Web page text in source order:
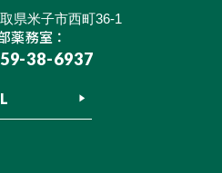
県米子市西町36-1
薬務室：
38-6937